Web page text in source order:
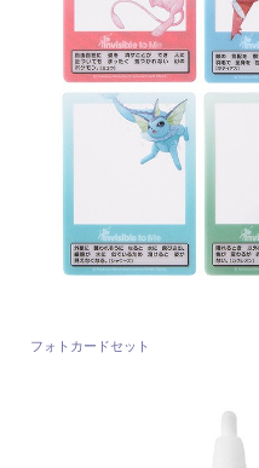
フォトカードセット